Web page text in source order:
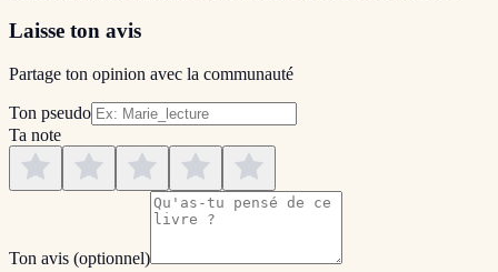
Laisse ton avis
Partage ton opinion avec la communauté
Ton pseudo
Ta note
Ton avis (optionnel)